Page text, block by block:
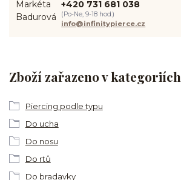
Zboží zařazeno v kategoriích
Piercing podle typu
Do ucha
Do nosu
Do rtů
Do bradavky
+420 731 681 038
(Po-Ne, 9-18 hod.)
info@infinitypierce.cz